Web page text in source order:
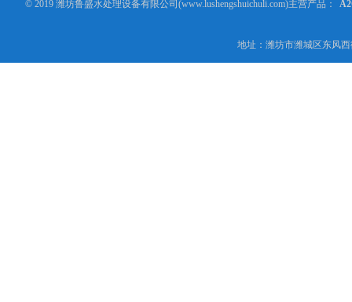
© 2019 潍坊鲁盛水处理设备有限公司(www.lushengshuichuli.com)主营产品：
地址：潍坊市潍城区东风